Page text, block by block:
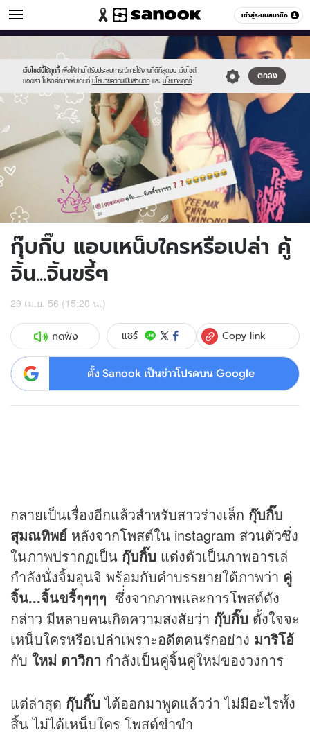
เข้าสู่ระบบสมาชิก
ข่าวบันเทิง หมวดอื่นๆ
เว็บไซต์นี้ใช้คุกกี้ เพื่อให้ท่านได้รับประสบการณ์การใช้งานที่ดีที่สุดบน เว็บไซต์
ของเรา โปรดศึกษาเพิ่มเติมที่ นโยบายความเป็นส่วนตัว และ นโยบายคุกกี้
ตกลง
//s.isanook.com/sr/0/images/logo-
new-
sanook.png
//s.isanook.com/ns/0/ud/236/1183251/4.jpg
กุ๊บกิ๊บ แอบเหน็บใครหรือเปล่า คู้
จิ้น...จิ้นขรี้ๆ
29 เม.ย. 56 (15:20 น.)
กดฟัง แชร์ Copy link
ตั้ง Sanook เป็นข่าวโปรดบน Google
กลายเป็นเรื่องอีกแล้วสำหรับสาวร่างเล็ก กุ๊บกิ๊บ
สุมณทิพย์ หลังจากโพสต์ใน instagram ส่วนตัวซึ่ง
ในภาพปรากฏเป็น กุ๊บกิ๊บ แต่งตัวเป็นภาพอารเล่
กำลังนั่งจิ้มอุนจิ พร้อมกับคำบรรยายใต้ภาพว่า คู่
จิ้น...จิ้นขรี้ๆๆๆๆ ซึ่่งจากภาพและการโพสต์ดัง
กล่าว มีหลายคนเกิดความสงสัยว่า กุ๊บกิ๊บ ตั้งใจจะ
เหน็บใครหรือเปล่าเพราะอดีตคนรักอย่าง มาริโอ้
กับ ใหม่ ดาวิกา กำลังเป็นคู่จิ้นคู่ใหม่ของวงการ
แต่ล่าสุด กุ๊บกิ๊บได้ออกมาพูดแล้วว่า ไม่มีอะไรทั้ง
สิ้น ไม่ได้เหน็บใคร โพสต์ขำขำ